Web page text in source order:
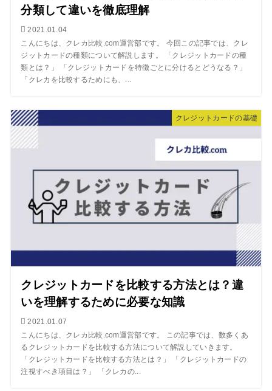
分類して違いを徹底理解
2021.01.04
こんにちは、クレカ比較.com運営部です。 今回この記事では、クレ
ジットカードの種類について解説します。 「クレジットカードの種
類とは？」 「クレジットカードを特徴ごとに分けるとどうなる？」
「クレカを比較するためにも、...
クレジットカードの基礎
クレジットカードを比較する方法とは？違
いを理解するために必要な知識
2021.01.07
こんにちは、クレカ比較.com運営部です。 この記事では、数多くあ
るクレジットカードを比較する方法について解説していきます。
「クレジットカードを比較する方法とは？」 「クレジットカードの
注視すべき項目は？」 「クレカの...